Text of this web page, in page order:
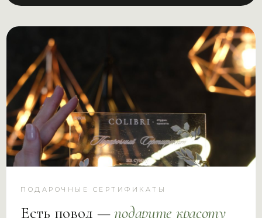
ПОДАРОЧНЫЕ СЕРТИФИКАТЫ
Есть повод —подарите красоту